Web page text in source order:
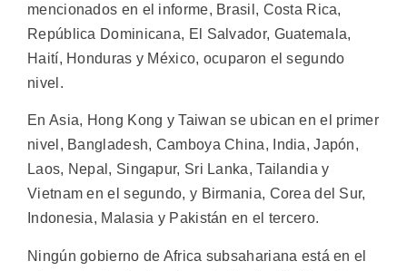
mencionados en el informe, Brasil, Costa Rica,
República Dominicana, El Salvador, Guatemala,
Haití, Honduras y México, ocuparon el segundo
nivel.
En Asia, Hong Kong y Taiwan se ubican en el primer
nivel, Bangladesh, Camboya China, India, Japón,
Laos, Nepal, Singapur, Sri Lanka, Tailandia y
Vietnam en el segundo, y Birmania, Corea del Sur,
Indonesia, Malasia y Pakistán en el tercero.
Ningún gobierno de Africa subsahariana está en el